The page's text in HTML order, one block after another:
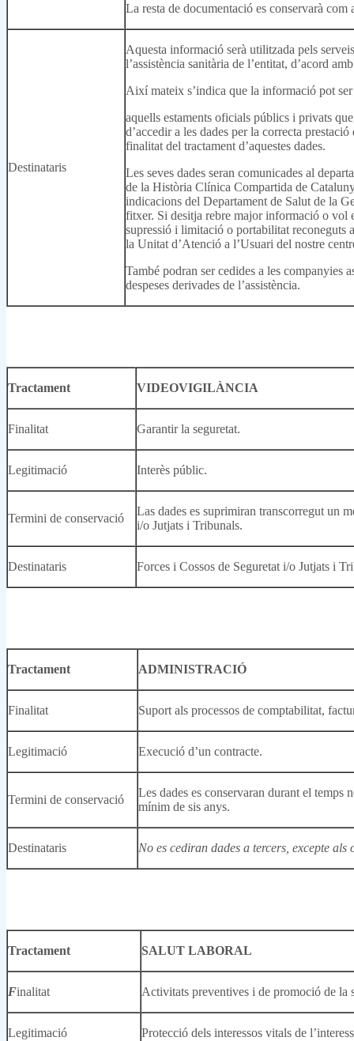
La resta de documentació es conservarà
Destinataris
Aquesta informació serà utilitzada pels
l’assistència sanitària de l’entitat, d’acord
Així mateix s’indica que la informació pot
aquells estaments oficials públics i privats
d’accedir a les dades per la correcta
finalitat del tractament d’aquestes dades.
Les seves dades seran comunicades al
de la Història Clínica Compartida de
indicacions del Departament de Salut de la
fitxer. Si desitja rebre major informació o vol
supressió i limitació o portabilitat reconeguts
la Unitat d’Atenció a l’Usuari del nostre
També podran ser cedides a les companyies
despeses derivades de l’assistència.
Tractament VIDEOVIGILÀNCIA
Finalitat Garantir la seguretat.
Legitimació Interès públic.
Termini de conservació
Las dades es suprimiran transcorregut un
i/o Jutjats i Tribunals.
Destinataris Forces i Cossos de Seguretat i/o Jutjats i
Tractament ADMINISTRACIÓ
Finalitat Suport als processos de comptabilitat,
Legitimació Execució d’un contracte.
Termini de conservació
Les dades es conservaran durant el temps
mínim de sis anys.
Destinataris No es cediran dades a tercers, excepte
Tractament SALUT LABORAL
Finalitat Activitats preventives i de promoció de la
Legitimació Protecció dels interessos vitals de